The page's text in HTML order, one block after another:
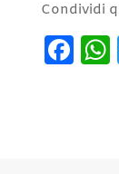
Condividi